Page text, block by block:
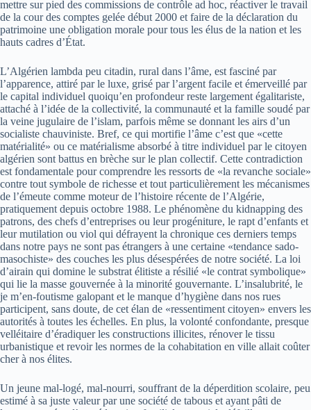
mettre sur pied des commissions de contrôle ad hoc, réactiver le travail
de la cour des comptes gelée début 2000 et faire de la déclaration du
patrimoine une obligation morale pour tous les élus de la nation et les
hauts cadres d’État.
L’Algérien lambda peu citadin, rural dans l’âme, est fasciné par
l’apparence, attiré par le luxe, grisé par l’argent facile et émerveillé par
le capital individuel quoiqu’en profondeur reste largement égalitariste,
attaché à l’idée de la collectivité, la communauté et la famille soudé par
la veine jugulaire de l’islam, parfois même se donnant les airs d’un
socialiste chauviniste. Bref, ce qui mortifie l’âme c’est que «cette
matérialité» ou ce matérialisme absorbé à titre individuel par le citoyen
algérien sont battus en brèche sur le plan collectif. Cette contradiction
est fondamentale pour comprendre les ressorts de «la revanche sociale»
contre tout symbole de richesse et tout particulièrement les mécanismes
de l’émeute comme moteur de l’histoire récente de l’Algérie,
pratiquement depuis octobre 1988. Le phénomène du kidnapping des
patrons, des chefs d’entreprises ou leur progéniture, le rapt d’enfants et
leur mutilation ou viol qui défrayent la chronique ces derniers temps
dans notre pays ne sont pas étrangers à une certaine «tendance sado-
masochiste» des couches les plus désespérées de notre société. La loi
d’airain qui domine le substrat élitiste a résilié «le contrat symbolique»
qui lie la masse gouvernée à la minorité gouvernante. L’insalubrité, le
je m’en-foutisme galopant et le manque d’hygiène dans nos rues
participent, sans doute, de cet élan de «ressentiment citoyen» envers les
autorités à toutes les échelles. En plus, la volonté confondante, presque
velléitaire d’éradiquer les constructions illicites, rénover le tissu
urbanistique et revoir les normes de la cohabitation en ville allait coûter
cher à nos élites.
Un jeune mal-logé, mal-nourri, souffrant de la déperdition scolaire, peu
estimé à sa juste valeur par une société de tabous et ayant pâti de